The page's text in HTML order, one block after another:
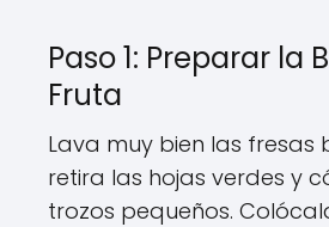
Paso 1: Preparar la
Fruta
Lava muy bien las fresas
retira las hojas verdes y
trozos pequeños.